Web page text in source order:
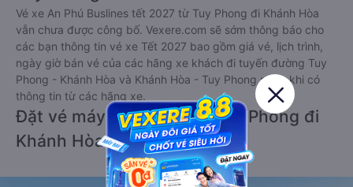
Vé xe An Phú Buslines tết 2027 từ Tuy Phong đi Khánh Hòa
vẫn chưa được công bố. Vexere.com sẽ sớm thông báo cho
các bạn thông tin vé xe Tết 2027 bao gồm giá vé, lịch trình,
ngày giờ bán vé của các hãng xe khách đi tuyến đường Tuy
Phong - Khánh Hòa và Khánh Hòa - Tuy Phong ngay khi có
thông tin từ các hãng xe.
Đặt vé máy bay giá rẻ từ Tuy Phong đi
Khánh Hòa